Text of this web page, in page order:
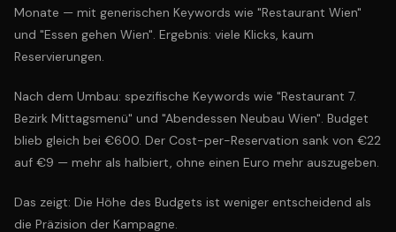
Monate — mit generischen Keywords wie "Restaurant Wien"
und "Essen gehen Wien". Ergebnis: viele Klicks, kaum
Reservierungen.
Nach dem Umbau: spezifische Keywords wie "Restaurant 7.
Bezirk Mittagsmenü" und "Abendessen Neubau Wien". Budget
blieb gleich bei €600. Der Cost-per-Reservation sank von €22
auf €9 — mehr als halbiert, ohne einen Euro mehr auszugeben.
Das zeigt: Die Höhe des Budgets ist weniger entscheidend als
die Präzision der Kampagne.